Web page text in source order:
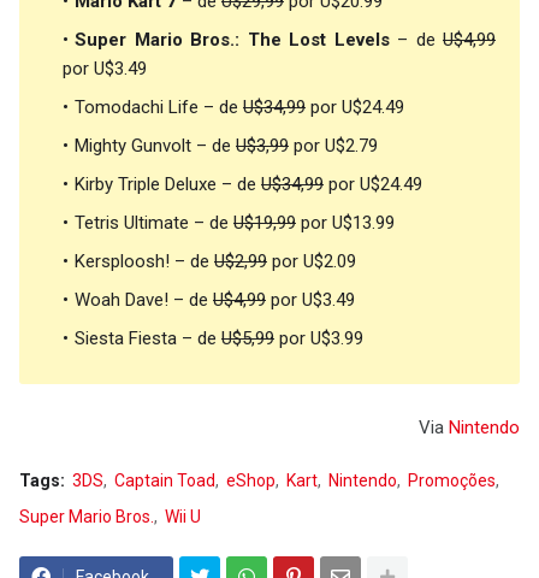
Super Mario Bros.: The Lost Levels– de U$4,99
por U$3.49
Tomodachi Life – de U$34,99 por U$24.49
Mighty Gunvolt – de U$3,99 por U$2.79
Kirby Triple Deluxe – de U$34,99 por U$24.49
Tetris Ultimate – de U$19,99 por U$13.99
Kersploosh! – de U$2,99 por U$2.09
Woah Dave! – de U$4,99 por U$3.49
Siesta Fiesta – de U$5,99 por U$3.99
Via Nintendo
Tags: 3DS Captain Toad eShop Kart Nintendo
Promoções
Super Mario Bros.
Wii U